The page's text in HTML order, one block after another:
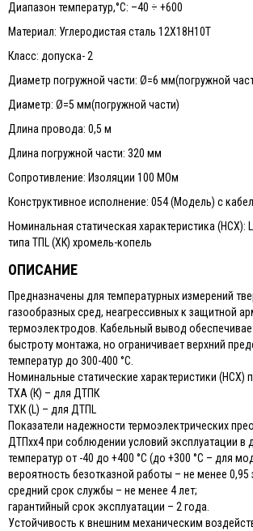
Диапазон температур,°С: –40 ÷ +600
Материал: Углеродистая сталь 12Х18Н10Т
Класс: допуска- 2
Диаметр погружной части: Ø=6 мм(погружной
Диаметр: Ø=5 мм(погружной части)
Длина провода: 0,5 м
Длина погружной части: 320 мм
Сопротивление: Изоляции 100 МОм
Конструктивное исполнение: 054 (Модель) с
Номинальная статическая характеристика (НСХ):
типа ТПL (ХК) хромель-копель
ОПИСАНИЕ
Предназначены для температурных измерений
газообразных сред, неагрессивных к защитной
термоэлектродов. Кабельный вывод
быстроту монтажа, но ограничивает верхний
температур до 300-400 °С.
Номинальные статические характеристики (НСХ)
ТХА (К) – для ДТПК
ТХК (L) – для ДТПL
Показатели надежности термоэлектрических
ДТПхх4 при соблюдении условий эксплуатации в
температур от -40 до +400 °С (до +300 °С – для
вероятность безотказной работы – не менее 0,95
средний срок службы – не менее 4 лет;
гарантийный срок эксплуатации – 2 года.
Устойчивость к внешним механическим